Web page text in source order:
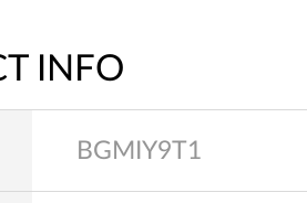
INFO
BGMIY9T1